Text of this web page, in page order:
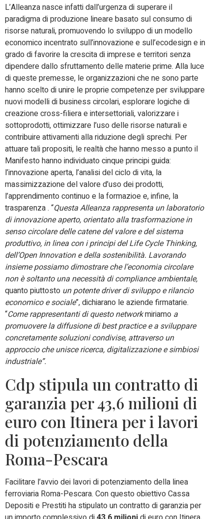
L’Alleanza nasce infatti dall’urgenza di superare il
paradigma di produzione lineare basato sul consumo di
risorse naturali, promuovendo lo sviluppo di un modello
economico incentrato sull’innovazione e sull’ecodesign e in
grado di favorire la crescita di imprese e territori senza
dipendere dallo sfruttamento delle materie prime. Alla luce
di queste premesse, le organizzazioni che ne sono parte
hanno scelto di unire le proprie competenze per sviluppare
nuovi modelli di business circolari, esplorare logiche di
creazione cross-filiera e intersettoriali, valorizzare i
sottoprodotti, ottimizzare l’uso delle risorse naturali e
contribuire attivamenti alla riduzione degli sprechi. Per
attuare tali propositi, le realtà che hanno messo a punto il
Manifesto hanno individuato cinque principi guida:
l’innovazione aperta, l’analisi del ciclo di vita, la
massimizzazione del valore d’uso dei prodotti,
l’apprendimento continuo e la formazioe e, infine, la
trasparenza . “Questa Alleanza rappresenta un laboratorio
di innovazione aperto, orientato alla trasformazione in
senso circolare delle catene del valore e del sistema
produttivo, in linea con i principi del Life Cycle Thinking,
dell’Open Innovation e della sostenibilità. Lavorando
insieme possiamo dimostrare che l’economia circolare
non è soltanto una necessità di compliance ambientale,
quanto piuttosto un potente driver di sviluppo e rilancio
economico e sociale”, dichiarano le aziende firmatarie.
“Come rappresentanti di questo networkmiriamo a
promuovere la diffusione di best practice e a sviluppare
concretamente soluzioni condivise, attraverso un
approccio che unisce ricerca, digitalizzazione e simbiosi
industriale”.
Cdp stipula un contratto di
garanzia per 43,6 milioni di
euro con Itinera per i lavori
di potenziamento della
Roma-Pescara
Facilitare l’avvio dei lavori di potenziamento della linea
ferroviaria Roma-Pescara. Con questo obiettivo Cassa
Depositi e Prestiti ha stipulato un contratto di garanzia per